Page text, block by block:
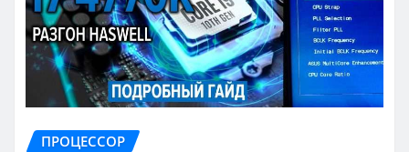
ПРОЦЕССОР